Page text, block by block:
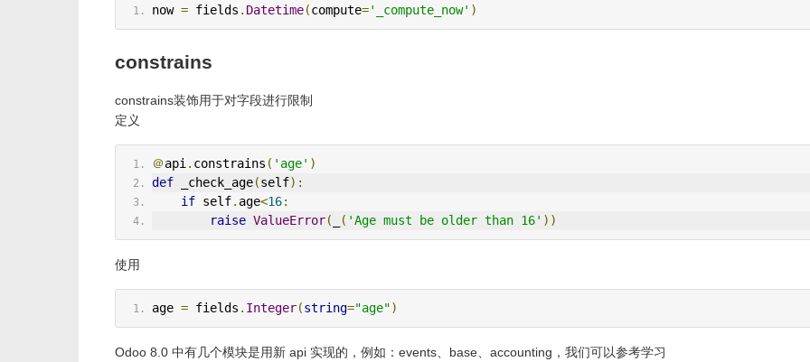
now = fields . Datetime(compute='_compute_now' )
constrains
constrains装饰用于对字段进行限制
定义
＠api . constrains ( 'age' )
def _check_age(self):
if self. age<16:
raise ValueError( ( 'Age must be older than 16' ))
使用
age = fields . Integer(string="age")
Odoo 8.0 中有几个模块是用新 api 实现的，例如：events、base、accounting，我们可以参考学习